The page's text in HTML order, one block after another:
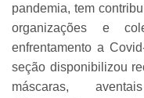
pandemia, tem
organizações e
enfrentamento a
seção disponibilizou
máscaras,